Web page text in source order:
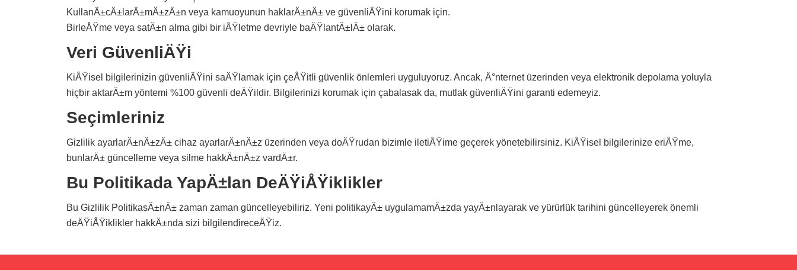
KullanÄ±cÄ±larÄ±mÄ±zÄ±n veya kamuoyunun haklarÄ±nÄ± ve güvenliÄŸini korumak için.
BirleÅŸme veya satÄ±n alma gibi bir iÅŸletme devriyle baÄŸlantÄ±lÄ± olarak.
Veri GüvenliÄŸi
KiÅŸisel bilgilerinizin güvenliÄŸini saÄŸlamak için çeÅŸitli güvenlik önlemleri uyguluyoruz. Ancak, Ä°nternet üzerinden veya elektronik depolama yoluyla
hiçbir aktarÄ±m yöntemi %100 güvenli deÄŸildir. Bilgilerinizi korumak için çabalasak da, mutlak güvenliÄŸini garanti edemeyiz.
Seçimleriniz
Gizlilik ayarlarÄ±nÄ±zÄ± cihaz ayarlarÄ±nÄ±z üzerinden veya doÄŸrudan bizimle iletiÅŸime geçerek yönetebilirsiniz. KiÅŸisel bilgilerinize eriÅŸme,
bunlarÄ± güncelleme veya silme hakkÄ±nÄ±z vardÄ±r.
Bu Politikada YapÄ±lan DeÄŸiÅŸiklikler
Bu Gizlilik PolitikasÄ±nÄ± zaman zaman güncelleyebiliriz. Yeni politikayÄ± uygulamamÄ±zda yayÄ±nlayarak ve yürürlük tarihini güncelleyerek önemli
deÄŸiÅŸiklikler hakkÄ±nda sizi bilgilendireceÄŸiz.